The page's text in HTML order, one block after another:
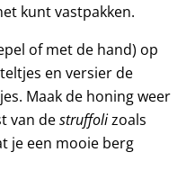
kunt vastpakken.
of met de hand) op
en versier de
Maak de honing weer
van destruffolizoals
je een mooie berg